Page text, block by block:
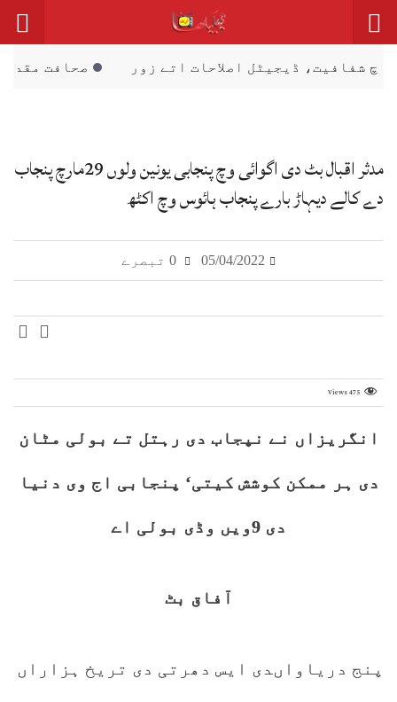
اصلاحات اتے زور صحافت مقدس پیشہ، فیک
مدثر اقبال بٹ دی اگوائی وچ پنجابی یونین ولوں 29مارچ پنجاب
دے کالے دیہاڑ بارے پنجاب ہائوس وچ اکٹھ
05/04/2022
Views475
انگریزاں نے نپجاب دی رہتل تے بولی مٹان
دی ہر ممکن کوشش کیتی‘ پنجابی اج وی دنیا
دی 9ویں وڈی بولی اے
آفاق بٹ
پنج دریاواںدی ایس دھرتی دی تریخ ہزاراں